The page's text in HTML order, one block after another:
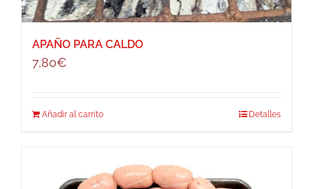
APAÑO PARA CALDO
7,80€
Añadir al carrito Detalles